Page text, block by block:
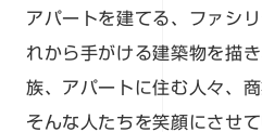
アパートを建てる、ファシ
れから手がける建築物を描
族、アパートに住む人々、
そんな人たちを笑顔にさせ